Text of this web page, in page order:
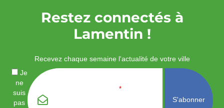
Restez connectés à
Lamentin !
Recevez chaque semaine l'actualité de votre ville
Je
ne
suis
pas
*